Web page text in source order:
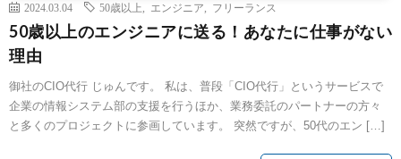
2024.03.04 50歳以上 エンジニア フリーランス
50歳以上のエンジニアに送る！あなたに仕事がない
理由
御社のCIO代行 じゅんです。 私は、普段「CIO代行」というサービスで
企業の情報システム部の支援を行うほか、業務委託のパートナーの方々
と多くのプロジェクトに参画しています。 突然ですが、50代のエン […]